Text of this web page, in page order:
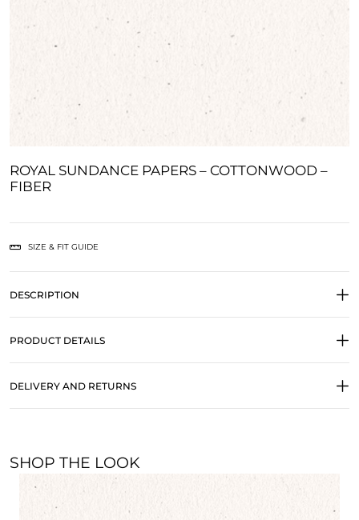
ROYAL SUNDANCE PAPERS – COTTONWOOD –
FIBER
SIZE & FIT GUIDE
DESCRIPTION
PRODUCT DETAILS
DELIVERY AND RETURNS
SHOP THE LOOK